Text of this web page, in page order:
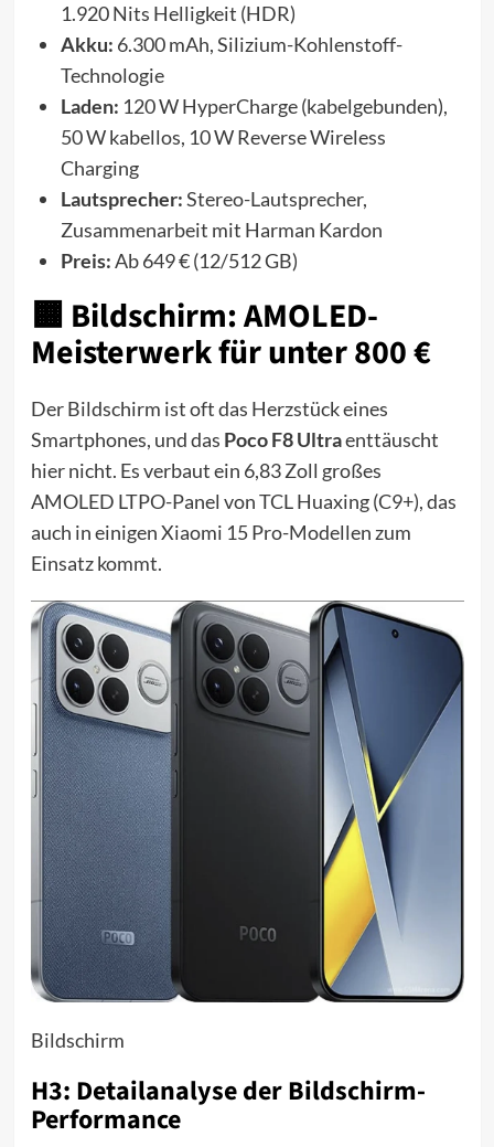
1.920 Nits Helligkeit (HDR)
Akku: 6.300 mAh, Silizium-Kohlenstoff-
Technologie
Laden: 120 W HyperCharge (kabelgebunden),
50 W kabellos, 10 W Reverse Wireless
Charging
Lautsprecher:Stereo-Lautsprecher,
Zusammenarbeit mit Harman Kardon
Preis:Ab 649 € (12/512 GB)
🟧 Bildschirm: AMOLED-
Meisterwerk für unter 800 €
Der Bildschirm ist oft das Herzstück eines
Smartphones, und das Poco F8 Ultraenttäuscht
hier nicht. Es verbaut ein 6,83 Zoll großes
AMOLED LTPO-Panel von TCL Huaxing (C9+), das
auch in einigen Xiaomi 15 Pro-Modellen zum
Einsatz kommt.
Bildschirm
H3: Detailanalyse der Bildschirm-
Performance